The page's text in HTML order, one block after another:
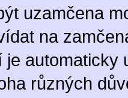
uzamčena
na
je automaticky
různých